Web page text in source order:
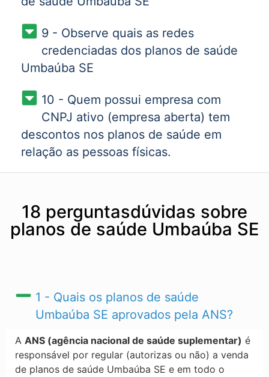
9 - Observe quais as redes
credenciadas dos planos de saúde
Umbaúba SE
10 - Quem possui empresa com
CNPJ ativo (empresa aberta) tem
descontos nos planos de saúde em
relação as pessoas físicas.
18 perguntasdúvidas sobre
planos de saúde Umbaúba SE
1 - Quais os planos de saúde
Umbaúba SE​ aprovados pela ANS?
A ANS (agência nacional de saúde suplementar) é
responsável por regular (autorizas ou não) a venda
de planos de saúde Umbaúba SE​ e em todo o